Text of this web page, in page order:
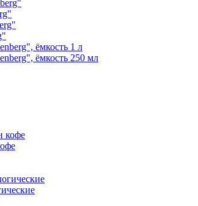
ёмкость 1 л
ёмкость 250 мл